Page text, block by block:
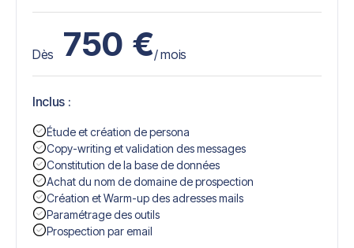
Dès 750 €/ mois
Inclus :
Étude et création de persona
Copy-writing et validation des messages
Constitution de la base de données
Achat du nom de domaine de prospection
Création et Warm-up des adresses mails
Paramétrage des outils
Prospection par email